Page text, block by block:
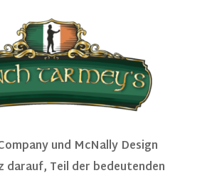
und McNally Design
darauf, Teil der bedeutenden